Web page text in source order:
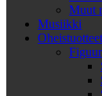
Muut
Musiikki
Oheistuotteet